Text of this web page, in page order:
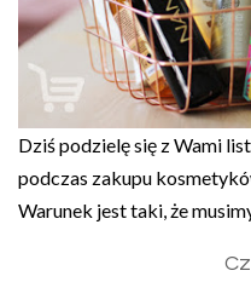
Dziś podzielę się z Wami
podczas zakupu
Warunek jest taki, że